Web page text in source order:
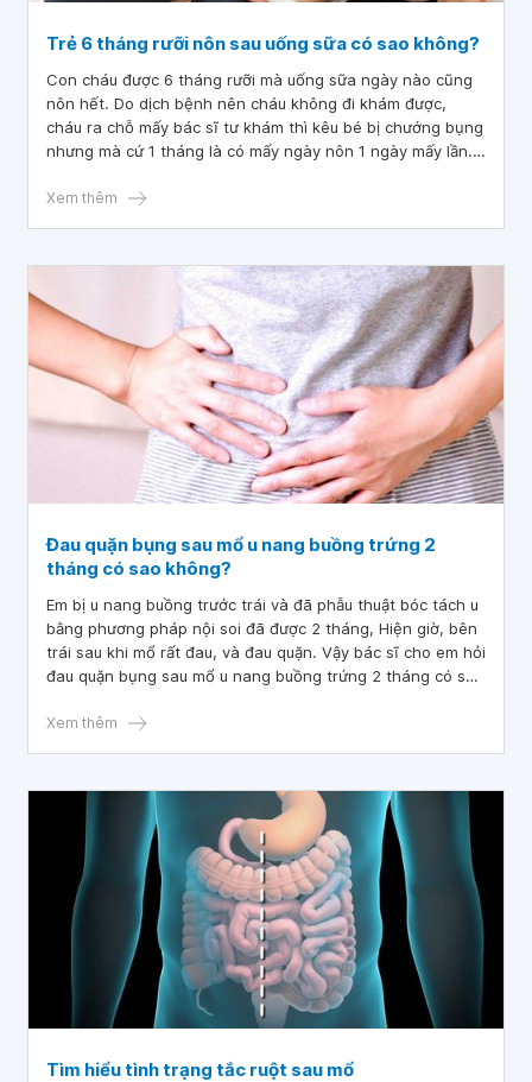
Trẻ 6 tháng rưỡi nôn sau uống sữa có sao không?
Con cháu được 6 tháng rưỡi mà uống sữa ngày nào cũng
nôn hết. Do dịch bệnh nên cháu không đi khám được,
cháu ra chỗ mấy bác sĩ tư khám thì kêu bé bị chướng bụng
nhưng mà cứ 1 tháng là có mấy ngày nôn 1 ngày mấy lần.
có sao không
Xem thêm
Đau quặn bụng sau mổ u nang buồng trứng 2
tháng có sao không?
Em bị u nang buồng trước trái và đã phẫu thuật bóc tách u
bằng phương pháp nội soi đã được 2 tháng, Hiện giờ, bên
trái sau khi mổ rất đau, và đau quặn. Vậy bác sĩ cho em hỏi
đau quặn bụng sau mổ u nang buồng trứng 2 tháng có sao
Xem thêm
Tìm hiểu tình trạng tắc ruột sau mổ